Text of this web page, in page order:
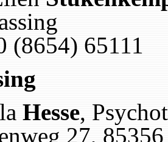
(8654) 65111
Hesse,
27,